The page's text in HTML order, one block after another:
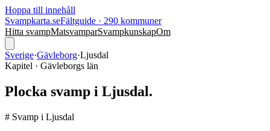
Hoppa till innehåll
Svampkarta.seFältguide · 290 kommuner
Hitta svampMatsvamparSvampkunskapOm
Sverige·Gävleborg·Ljusdal
Kapitel · Gävleborgs län
Plocka svamp i Ljusdal.
# Svamp i Ljusdal